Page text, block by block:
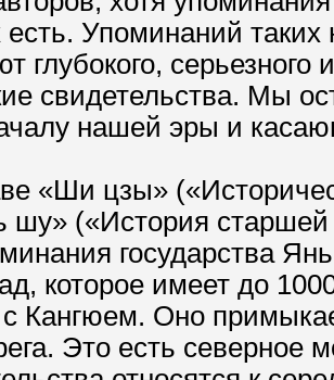
есть. Упоминаний
глубокого,
свидетельства. Мы
нашей эры и
«Ши цзы»
шу» («История
государства
которое имеет до
с Кангюем. Оно
Это есть северное